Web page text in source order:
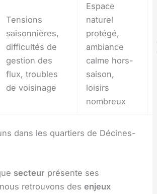
Tensions
saisonnières,
difficultés de
gestion des
flux, troubles
de voisinage
Espace
naturel
protégé,
ambiance
calme hors-
saison,
loisirs
nombreux
dans les quartiers de Décines-
secteur présente ses
retrouvons desenjeux